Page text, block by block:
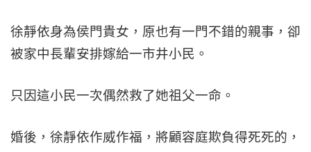
徐靜依身為侯門貴女，原也有一門不錯的親事，卻
被家中長輩安排嫁給一市井小民。
只因這小民一次偶然救了她祖父一命。
婚後，徐靜依作威作福，將顧容庭欺負得死死的，